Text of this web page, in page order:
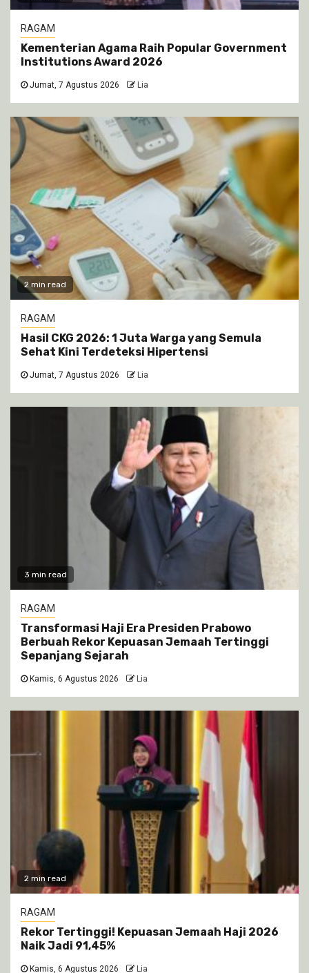
RAGAM
Kementerian Agama Raih Popular Government
Institutions Award 2026
Jumat, 7 Agustus 2026 Lia
2 min read
RAGAM
Hasil CKG 2026: 1 Juta Warga yang Semula
Sehat Kini Terdeteksi Hipertensi
Jumat, 7 Agustus 2026 Lia
3 min read
RAGAM
Transformasi Haji Era Presiden Prabowo
Berbuah Rekor Kepuasan Jemaah Tertinggi
Sepanjang Sejarah
Kamis, 6 Agustus 2026 Lia
2 min read
RAGAM
Rekor Tertinggi! Kepuasan Jemaah Haji 2026
Naik Jadi 91,45%
Kamis, 6 Agustus 2026 Lia